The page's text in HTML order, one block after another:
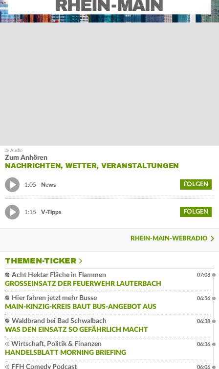
Zum Anhören
NACHRICHTEN, WETTER, VERANSTALTUNGEN
1:05 News FOLGEN
1:15 V-Tipps FOLGEN
RHEIN-MAIN-WEBRADIO
THEMEN-TICKER
Acht Hektar Fläche in Flammen
GROSSEINSATZ DER FEUERWEHR LAUTERBACH
07:08
Hier fahren jetzt mehr Busse
MAIN-KINZIG-KREIS BAUT BUS-ANGEBOT AUS
06:56
Waldbrand bei Bad Schwalbach
WAS DEN EINSATZ SO GEFÄHRLICH MACHT
06:38
Wirtschaft, Politik & Finanzen
HANDELSBLATT MORNING BRIEFING
06:36
FFH Comedy Podcast
06:06